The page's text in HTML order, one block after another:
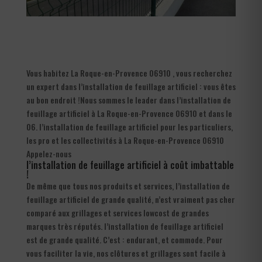
Vous habitez La Roque-en-Provence 06910 , vous recherchez
un expert dans l’installation de feuillage artificiel : vous êtes
au bon endroit !Nous sommes le leader dans l’installation de
feuillage artificiel à La Roque-en-Provence 06910 et dans le
06. l’installation de feuillage artificiel pour les particuliers,
les pro et les collectivités à La Roque-en-Provence 06910
Appelez-nous
l’installation de feuillage artificiel à coût imbattable
!
De même que tous nos produits et services, l’installation de
feuillage artificiel de grande qualité, n’est vraiment pas cher
comparé aux grillages et services lowcost de grandes
marques très réputés. l’installation de feuillage artificiel
est de grande qualité. C’est : endurant, et commode. Pour
vous faciliter la vie, nos clôtures et grillages sont facile à